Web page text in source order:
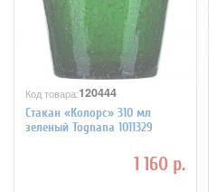
Код товара:120444
Стакан «Колорс» 310 мл
зеленый Tognana 1011329
1 160 р.